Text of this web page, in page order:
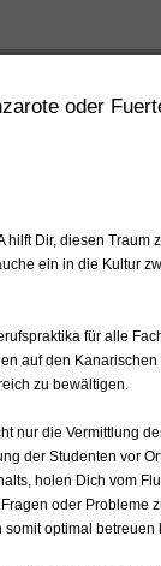
oder
Dir, diesen Traum
ein in die Kultur
für alle
auf den Kanarischen
zu bewältigen.
nur die Vermittlung
der Studenten vor
holen Dich vom
oder Probleme
somit optimal betreuen